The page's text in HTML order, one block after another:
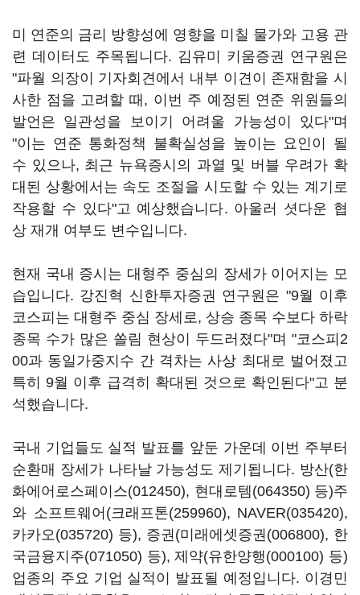
미 연준의 금리 방향성에 영향을 미칠 물가와 고용 관
련 데이터도 주목됩니다. 김유미 키움증권 연구원은
"파월 의장이 기자회견에서 내부 이견이 존재함을 시
사한 점을 고려할 때, 이번 주 예정된 연준 위원들의
발언은 일관성을 보이기 어려울 가능성이 있다"며
"이는 연준 통화정책 불확실성을 높이는 요인이 될
수 있으나, 최근 뉴욕증시의 과열 및 버블 우려가 확
대된 상황에서는 속도 조절을 시도할 수 있는 계기로
작용할 수 있다"고 예상했습니다. 아울러 셧다운 협
상 재개 여부도 변수입니다.
현재 국내 증시는 대형주 중심의 장세가 이어지는 모
습입니다. 강진혁 신한투자증권 연구원은 "9월 이후
코스피는 대형주 중심 장세로, 상승 종목 수보다 하락
종목 수가 많은 쏠림 현상이 두드러졌다"며 "코스피2
00과 동일가중지수 간 격차는 사상 최대로 벌어졌고
특히 9월 이후 급격히 확대된 것으로 확인된다"고 분
석했습니다.
국내 기업들도 실적 발표를 앞둔 가운데 이번 주부터
순환매 장세가 나타날 가능성도 제기됩니다. 방산(한
화에어로스페이스(012450), 현대로템(064350) 등)주
와 소프트웨어(크래프톤(259960), NAVER(035420),
카카오(035720) 등), 증권(미래에셋증권(006800), 한
국금융지주(071050) 등), 제약(유한양행(000100) 등)
업종의 주요 기업 실적이 발표될 예정입니다. 이경민